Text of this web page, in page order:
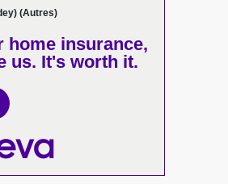
(Autres)
home insurance,
us. It's worth it.